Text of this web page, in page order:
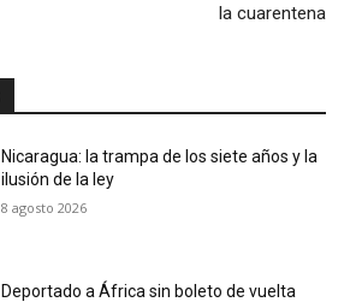
la cuarentena
Nicaragua: la trampa de los siete años y la
ilusión de la ley
8 agosto 2026
Deportado a África sin boleto de vuelta